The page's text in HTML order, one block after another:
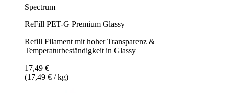
Spectrum
ReFill PET-G Premium Glassy
Refill Filament mit hoher Transparenz &
Temperaturbeständigkeit in Glassy
17,49 €
(17,49 € / kg)